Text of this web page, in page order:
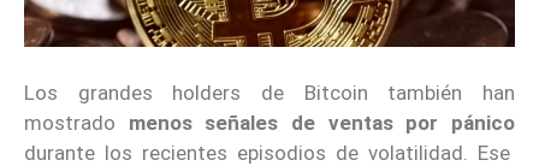
Los grandes holders de Bitcoin también han
mostrado menos señales de ventas por pánico
durante los recientes episodios de volatilidad. Ese